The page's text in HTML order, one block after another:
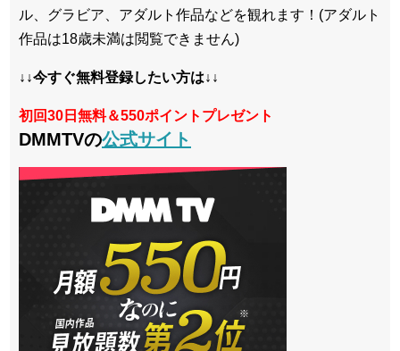
ル、グラビア、アダルト作品などを観れます！(アダルト
作品は18歳未満は閲覧できません)
↓↓今すぐ無料登録したい方は↓↓
初回30日無料＆550ポイントプレゼント
DMMTVの公式サイト